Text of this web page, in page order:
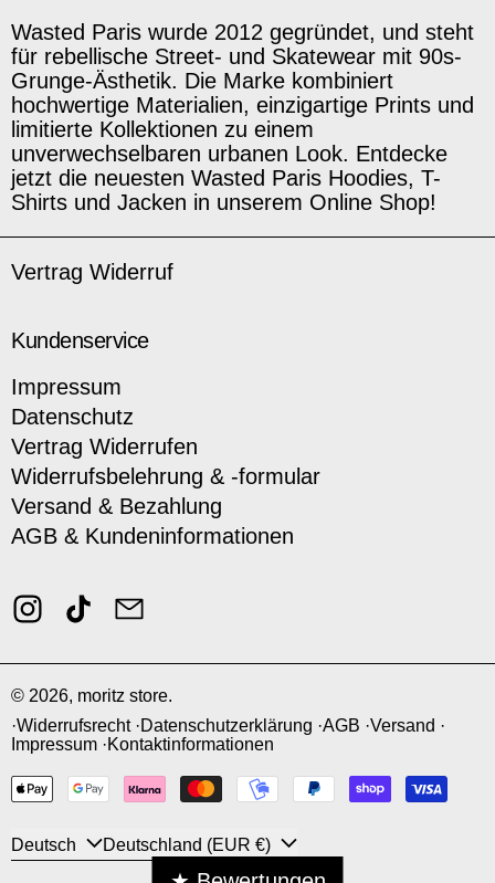
Wasted Paris wurde 2012 gegründet, und steht
für rebellische Street- und Skatewear mit 90s-
Grunge-Ästhetik. Die Marke kombiniert
hochwertige Materialien, einzigartige Prints und
limitierte Kollektionen zu einem
unverwechselbaren urbanen Look. Entdecke
jetzt die neuesten Wasted Paris Hoodies, T-
Shirts und Jacken in unserem Online Shop!
Vertrag Widerruf
Kundenservice
Impressum
Datenschutz
Vertrag Widerrufen
Widerrufsbelehrung & -formular
Versand & Bezahlung
AGB & Kundeninformationen
Instagram
TikTok
© 2026, moritz store.
Widerrufsrecht
Datenschutzerklärung AGB Versand
Impressum
Kontaktinformationen
Zahlungsmethoden
Sprache
Deutsch Land/Region Deutschland (EUR €)